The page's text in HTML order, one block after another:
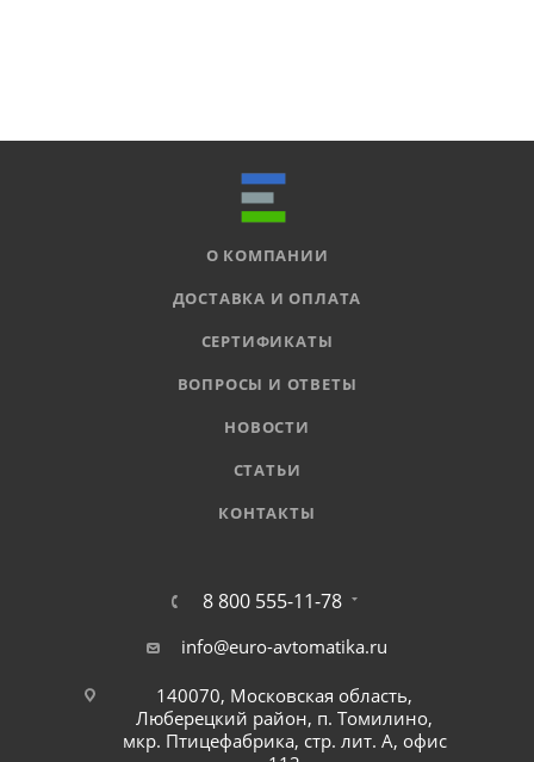
О КОМПАНИИ
ДОСТАВКА И ОПЛАТА
СЕРТИФИКАТЫ
ВОПРОСЫ И ОТВЕТЫ
НОВОСТИ
СТАТЬИ
КОНТАКТЫ
8 800 555-11-78
info@euro-avtomatika.ru
140070, Московская область,
Люберецкий район, п. Томилино,
мкр. Птицефабрика, стр. лит. А, офис